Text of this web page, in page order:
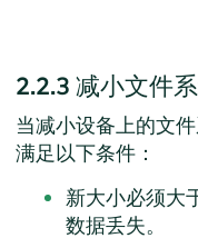
2.2.3 减小文件
当减小设备上的文
满足以下条件：
新大小必须大
数据丢失。